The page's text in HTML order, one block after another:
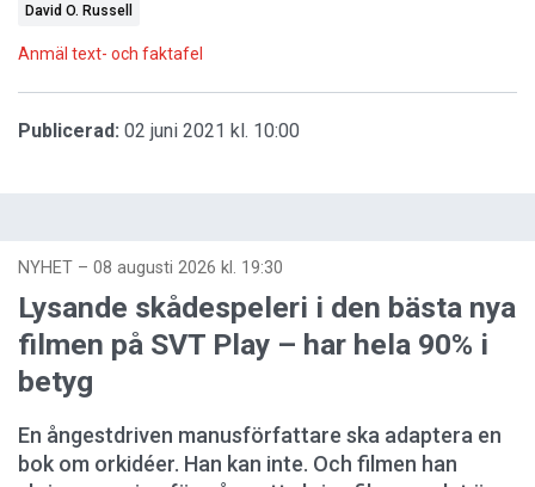
David O. Russell
Anmäl text- och faktafel
Publicerad: 02 juni 2021 kl. 10:00
NYHET – 08 augusti 2026 kl. 19:30
Lysande skådespeleri i den bästa nya
filmen på SVT Play – har hela 90% i
betyg
En ångestdriven manusförfattare ska adaptera en
bok om orkidéer. Han kan inte. Och filmen han